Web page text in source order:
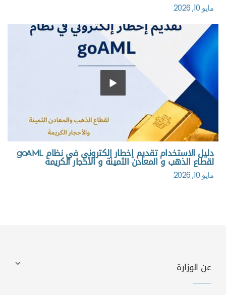
مايو 10, 2026
دليل الاستخدام تقديم إخطار إلكتروني في نظام goAML
لقطاع الذهب و المعادن الثمينة و الأحجار الكريمة
مايو 10, 2026
عن الوزارة